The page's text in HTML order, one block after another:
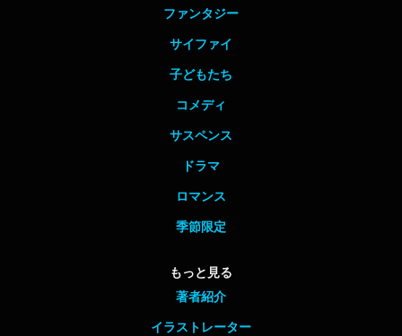
ファンタジー
サイファイ
子どもたち
コメディ
サスペンス
ドラマ
ロマンス
季節限定
もっと見る
著者紹介
イラストレーター